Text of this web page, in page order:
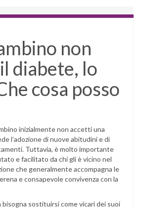
non
diabete, lo
cosa posso
inizialmente non accetti una
l’adozione di nuove abitudini e di
Tuttavia, è molto importante
e facilitato da chi gli è vicino nel
che generalmente accompagna le
e consapevole convivenza con la
sostituirsi come vicari dei suoi